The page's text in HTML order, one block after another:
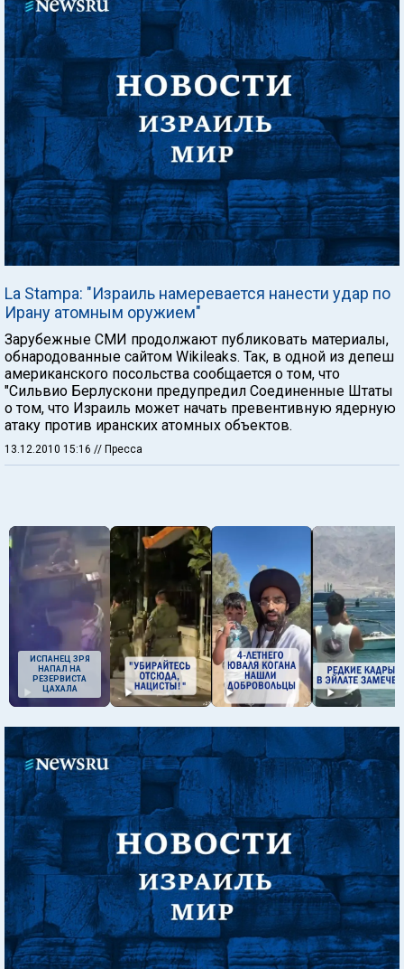
La Stampa: "Израиль намеревается нанести удар по
Ирану атомным оружием"
Зарубежные СМИ продолжают публиковать материалы,
обнародованные сайтом Wikileaks. Так, в одной из депеш
американского посольства сообщается о том, что
"Сильвио Берлускони предупредил Соединенные Штаты
о том, что Израиль может начать превентивную ядерную
атаку против иранских атомных объектов.
13.12.2010 15:16 // Пресса
ИСПАНЕЦ ЗРЯ
НАПАЛ НА
РЕЗЕРВИСТА
ЦАХАЛА